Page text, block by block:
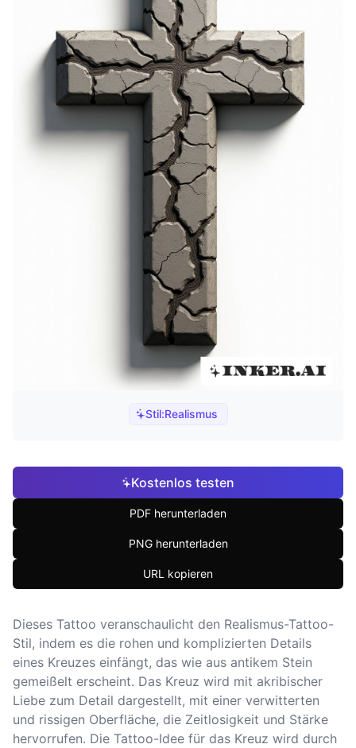
Stil:Realismus
Kostenlos testen
PDF herunterladen
PNG herunterladen
URL kopieren
Dieses Tattoo veranschaulicht den Realismus-Tattoo-
Stil, indem es die rohen und komplizierten Details
eines Kreuzes einfängt, das wie aus antikem Stein
gemeißelt erscheint. Das Kreuz wird mit akribischer
Liebe zum Detail dargestellt, mit einer verwitterten
und rissigen Oberfläche, die Zeitlosigkeit und Stärke
hervorrufen. Die Tattoo-Idee für das Kreuz wird durch